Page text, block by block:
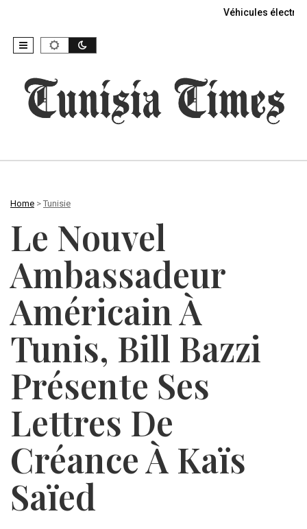
Véhicules
Home > Tunisie
Le Nouvel
Ambassadeur
Américain À
Tunis, Bill Bazzi
Présente Ses
Lettres De
Créance À Kaïs
Saïed